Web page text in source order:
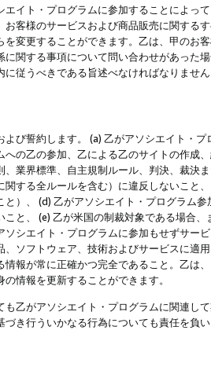
エイト・プログラムに参加することによっ
お客様のサービスおよび商品販売に関する
を変更することができます。乙は、甲のお
に関する事項について問い合わせがあった
に従うべきである旨述べなければなりませ
よび誓約します。 (a) 乙がアソシエイト・
への乙の参加、乙による乙のサイトの作成
、業界標準、自主規制ルール、判決、裁決
関する全ルールを含む）に違反しないこと
と）、 (d) 乙がアソシエイト・プログラム
こと、 (e) 乙が米国の制裁対象である場合
ソシエイト・プログラムに参加もせずサー
、ソフトウェア、技術およびサービスに適
情報が常に正確かつ完全であること。乙は
情報を更新することができます。
も乙がアソシエイト・プログラムに関連し
づき行ういかなる行為についても責任を負